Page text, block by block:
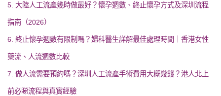
5. 大陸人工流產幾時做最好？懷孕週數、終止懷孕方式及深圳流程
指南（2026）
6. 終止懷孕週數有限制嗎？婦科醫生詳解最佳處理時間｜香港女性
藥流、人流週數比較
7. 做人流需要預約嗎？深圳人工流產手術費用大概幾錢？港人北上
前必睇流程與真實經驗